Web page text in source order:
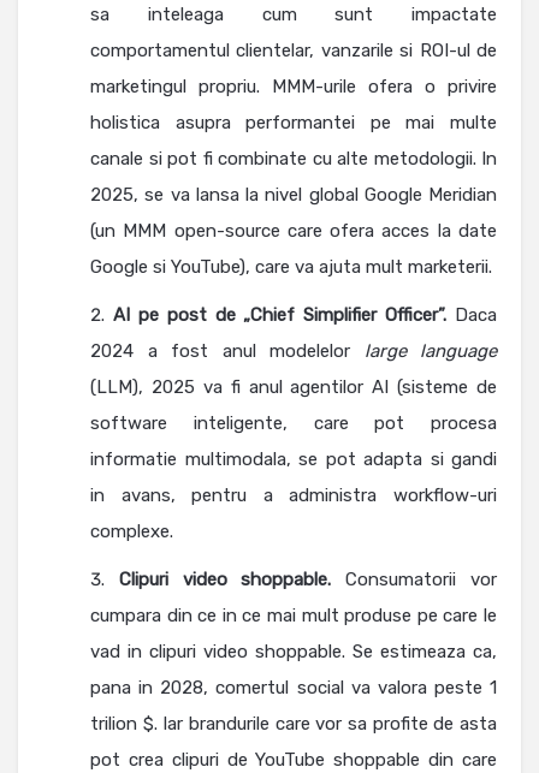
sa inteleaga cum sunt impactate
comportamentul clientelar, vanzarile si ROI-ul de
marketingul propriu. MMM-urile ofera o privire
holistica asupra performantei pe mai multe
canale si pot fi combinate cu alte metodologii. In
2025, se va lansa la nivel global Google Meridian
(un MMM open-source care ofera acces la date
Google si YouTube), care va ajuta mult marketerii.
AI pe post de „Chief Simplifier Officer”. Daca
2024 a fost anul modelelor large language
(LLM), 2025 va fi anul agentilor AI (sisteme de
software inteligente, care pot procesa
informatie multimodala, se pot adapta si gandi
in avans, pentru a administra workflow-uri
complexe.
Clipuri video shoppable.Consumatorii vor
cumpara din ce in ce mai mult produse pe care le
vad in clipuri video shoppable. Se estimeaza ca,
pana in 2028, comertul social va valora peste 1
trilion $. Iar brandurile care vor sa profite de asta
pot crea clipuri de YouTube shoppable din care